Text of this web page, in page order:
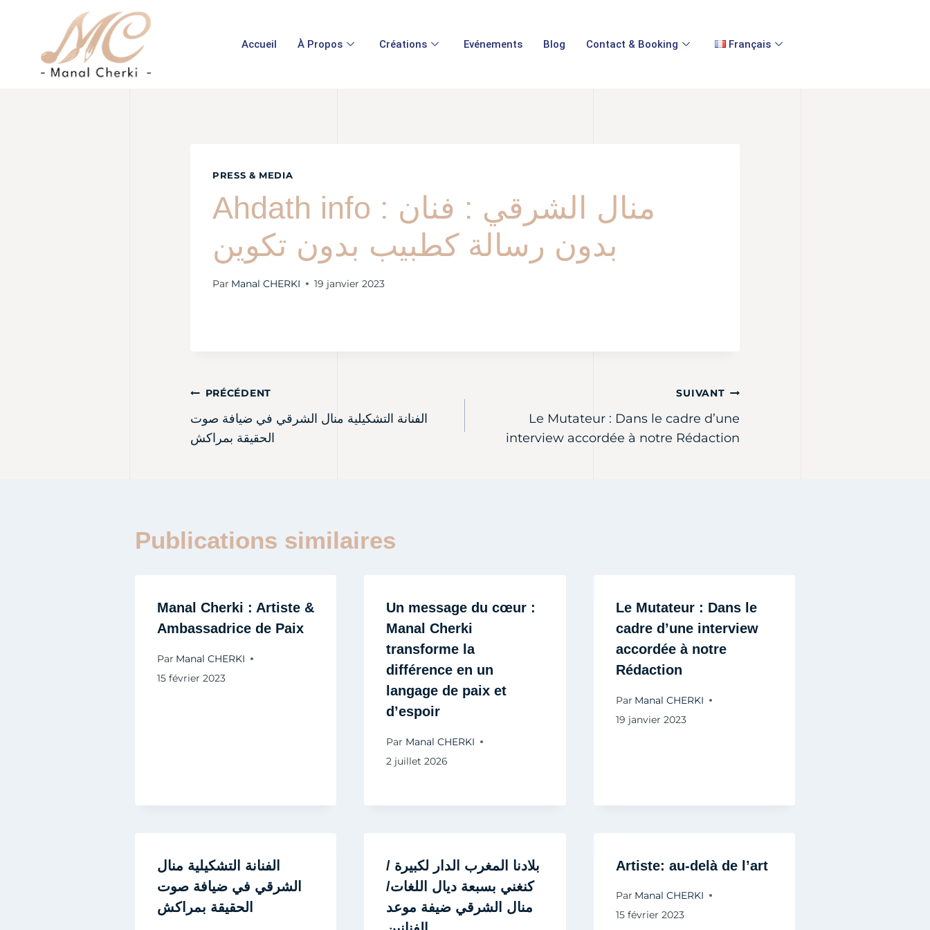
Accueil À Propos Créations Evénements Blog Contact & Booking Français
PRESS & MEDIA
Ahdath info : منال الشرقي : فنان
بدون رسالة كطبيب بدون تكوين
Par Manal CHERKI 19 janvier 2023
PRÉCÉDENT
الفنانة التشكيلية منال الشرقي في ضيافة صوت
الحقيقة بمراكش
SUIVANT
Le Mutateur : Dans le cadre d’une
interview accordée à notre Rédaction
Publications similaires
Manal Cherki : Artiste &
Ambassadrice de Paix
Par Manal CHERKI
15 février 2023
Un message du cœur :
Manal Cherki
transforme la
différence en un
langage de paix et
d’espoir
Par Manal CHERKI
2 juillet 2026
Le Mutateur : Dans le
cadre d’une interview
accordée à notre
Rédaction
Par Manal CHERKI
19 janvier 2023
الفنانة التشكيلية منال
الشرقي في ضيافة صوت
الحقيقة بمراكش
بلادنا المغرب الدار لكبيرة /
كنغني بسبعة ديال اللغات/
منال الشرقي ضيفة موعد
Artiste: au-delà de l’art
Par Manal CHERKI
15 février 2023